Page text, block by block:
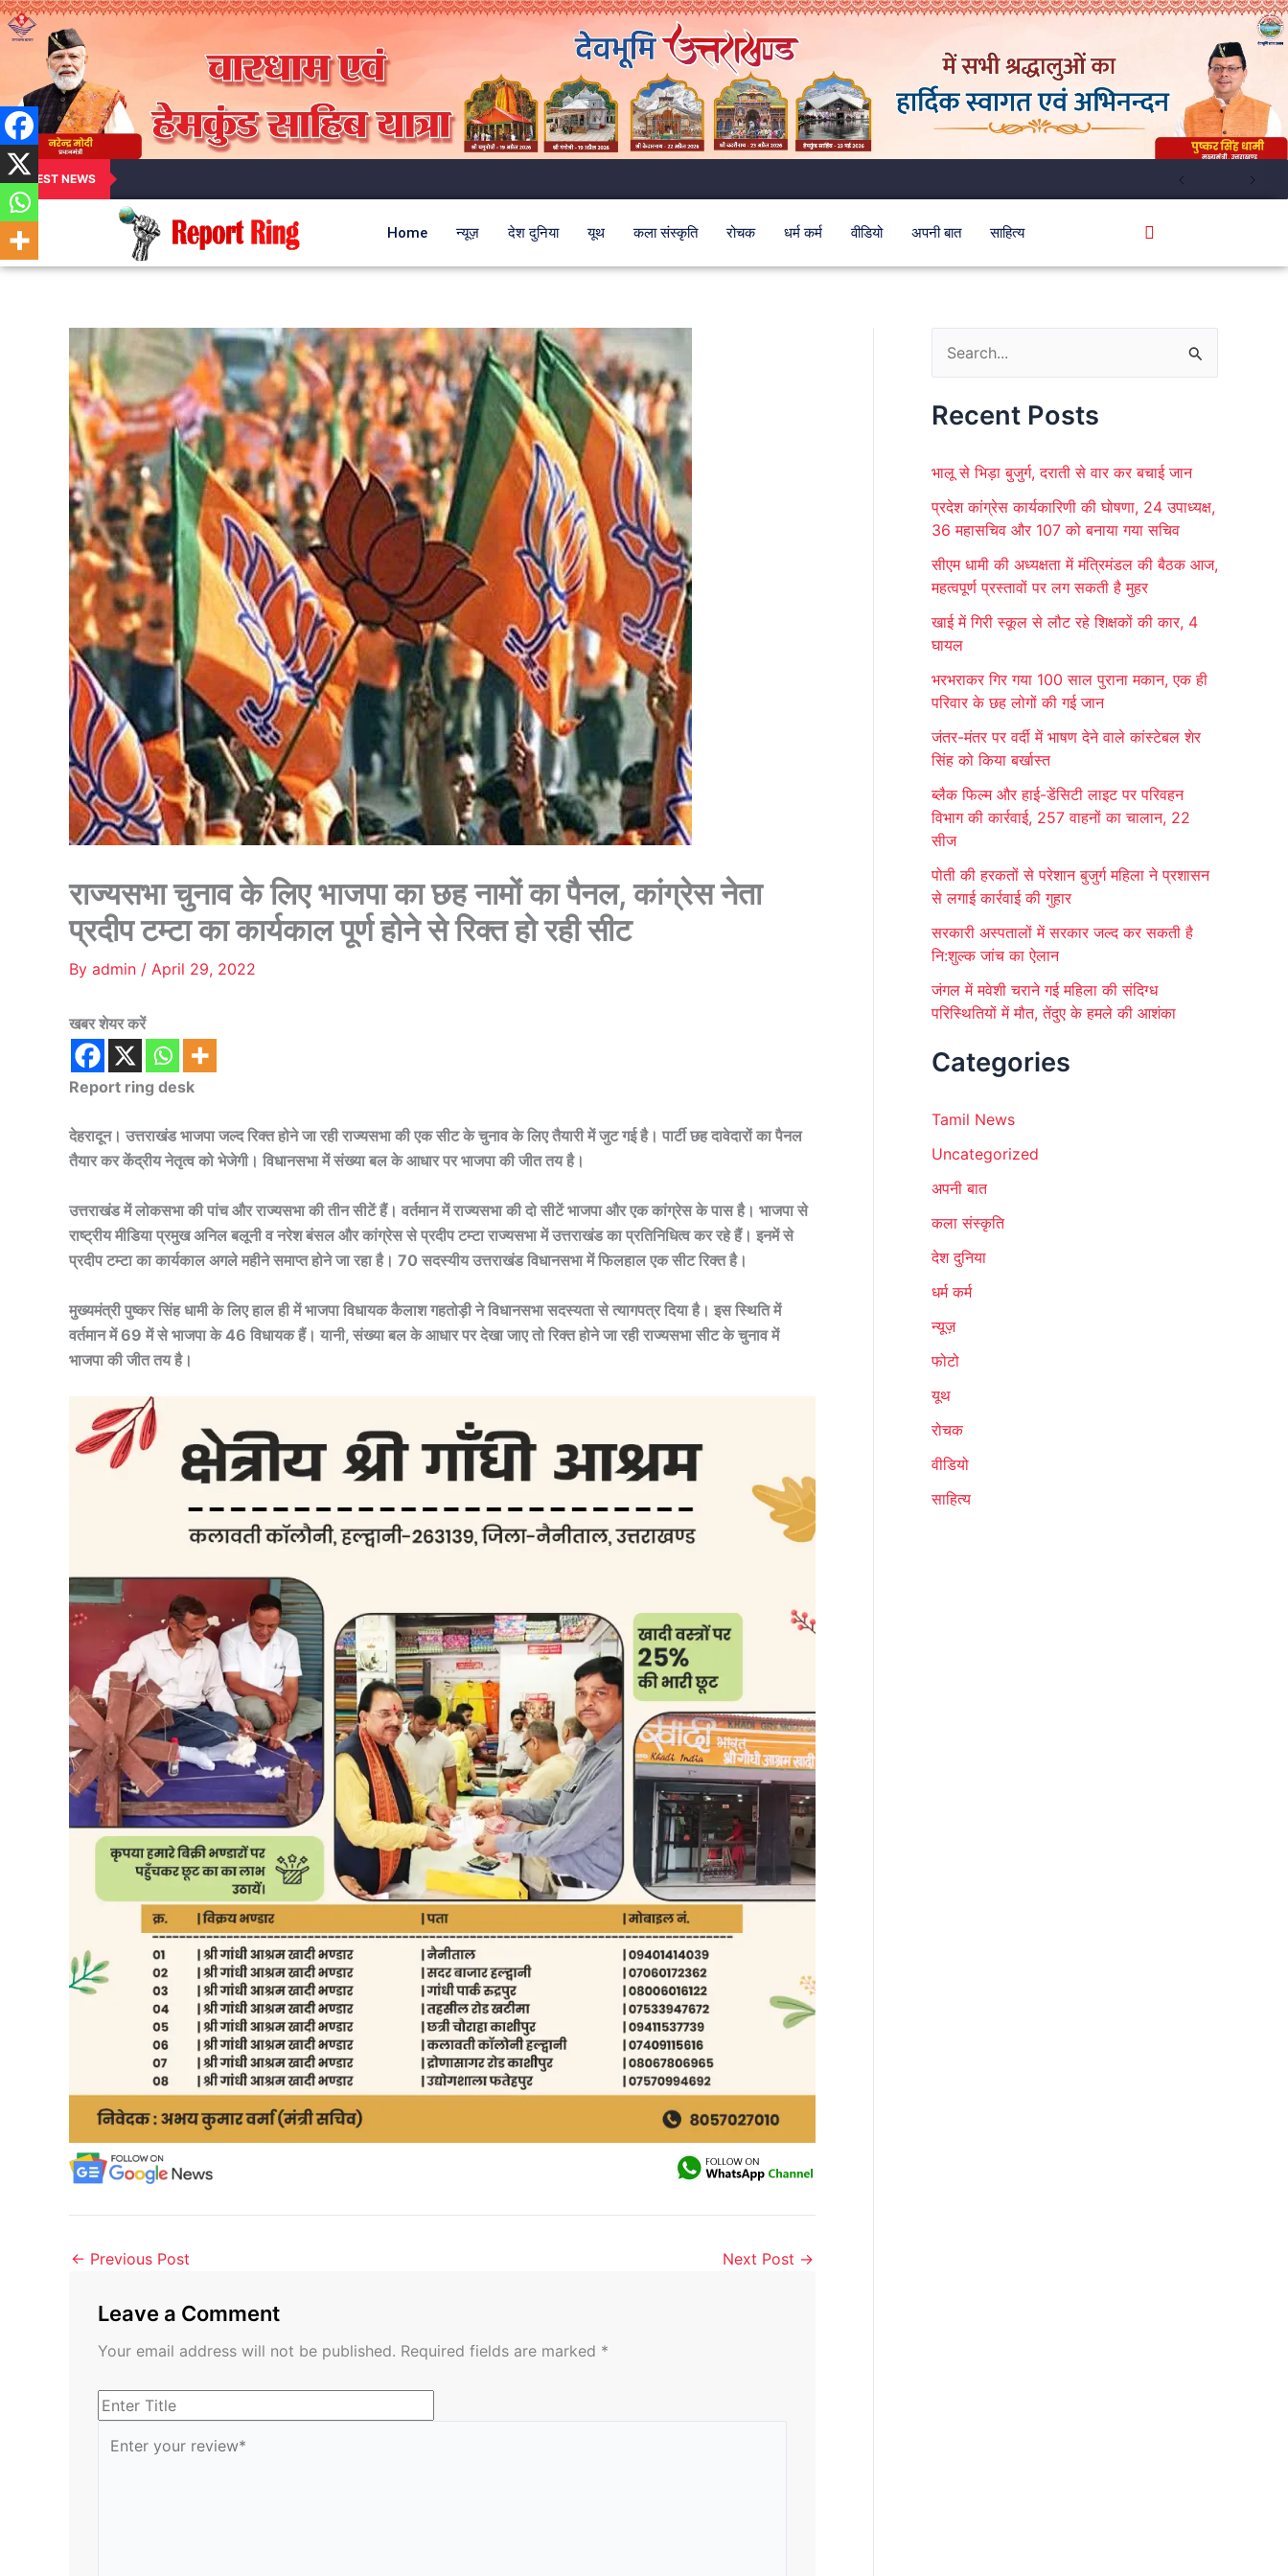
LATEST NEWS
Home न्यूज़ देश दुनिया यूथ कला संस्कृति रोचक धर्म कर्म वीडियो अपनी बात साहित्य
राज्यसभा चुनाव के लिए भाजपा का छह नामों का पैनल, कांग्रेस नेता
प्रदीप टम्टा का कार्यकाल पूर्ण होने से रिक्त हो रही सीट
By admin / April 29, 2022
खबर शेयर करें
Report ring desk
देहरादून। उत्तराखंड भाजपा जल्द रिक्त होने जा रही राज्यसभा की एक सीट के चुनाव के लिए तैयारी में जुट गई है। पार्टी छह दावेदारों का पैनल
तैयार कर केंद्रीय नेतृत्व को भेजेगी। विधानसभा में संख्या बल के आधार पर भाजपा की जीत तय है।
उत्तराखंड में लोकसभा की पांच और राज्यसभा की तीन सीटें हैं। वर्तमान में राज्यसभा की दो सीटें भाजपा और एक कांग्रेस के पास है। भाजपा से
राष्ट्रीय मीडिया प्रमुख अनिल बलूनी व नरेश बंसल और कांग्रेस से प्रदीप टम्टा राज्यसभा में उत्तराखंड का प्रतिनिधित्व कर रहे हैं। इनमें से
प्रदीप टम्टा का कार्यकाल अगले महीने समाप्त होने जा रहा है। 70 सदस्यीय उत्तराखंड विधानसभा में फिलहाल एक सीट रिक्त है।
मुख्यमंत्री पुष्कर सिंह धामी के लिए हाल ही में भाजपा विधायक कैलाश गहतोड़ी ने विधानसभा सदस्यता से त्यागपत्र दिया है। इस स्थिति में
वर्तमान में 69 में से भाजपा के 46 विधायक हैं। यानी, संख्या बल के आधार पर देखा जाए तो रिक्त होने जा रही राज्यसभा सीट के चुनाव में
भाजपा की जीत तय है।
← Previous Post Next Post →
Leave a Comment
Your email address will not be published. Required fields are marked *
a
c
h
f
o
Recent Posts
भालू से भिड़ा बुजुर्ग, दराती से वार कर बचाई जान
प्रदेश कांग्रेस कार्यकारिणी की घोषणा, 24 उपाध्यक्ष,
36 महासचिव और 107 को बनाया गया सचिव
सीएम धामी की अध्यक्षता में मंत्रिमंडल की बैठक आज,
महत्वपूर्ण प्रस्तावों पर लग सकती है मुहर
खाई में गिरी स्कूल से लौट रहे शिक्षकों की कार, 4
घायल
भरभराकर गिर गया 100 साल पुराना मकान, एक ही
परिवार के छह लोगों की गई जान
जंतर-मंतर पर वर्दी में भाषण देने वाले कांस्टेबल शेर
सिंह को किया बर्खास्त
ब्लैक फिल्म और हाई-डेंसिटी लाइट पर परिवहन
विभाग की कार्रवाई, 257 वाहनों का चालान, 22
सीज
पोती की हरकतों से परेशान बुजुर्ग महिला ने प्रशासन
से लगाई कार्रवाई की गुहार
सरकारी अस्पतालों में सरकार जल्द कर सकती है
नि:शुल्क जांच का ऐलान
जंगल में मवेशी चराने गई महिला की संदिग्ध
परिस्थितियों में मौत, तेंदुए के हमले की आशंका
Categories
Tamil News
Uncategorized
अपनी बात
कला संस्कृति
देश दुनिया
धर्म कर्म
न्यूज़
फोटो
यूथ
रोचक
वीडियो
साहित्य